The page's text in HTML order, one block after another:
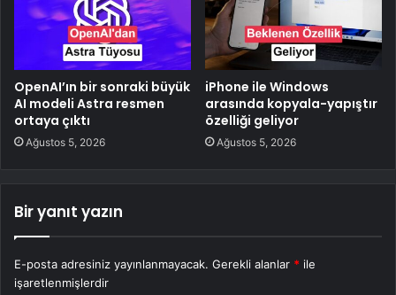
OpenAI’ın bir sonraki büyük
AI modeli Astra resmen
ortaya çıktı
Ağustos 5, 2026
iPhone ile Windows
arasında kopyala-yapıştır
özelliği geliyor
Ağustos 5, 2026
Bir yanıt yazın
E-posta adresiniz yayınlanmayacak. Gerekli alanlar * ile
işaretlenmişlerdir